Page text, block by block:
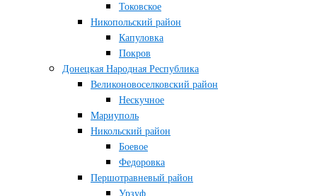
Токовское
Никопольский район
Капуловка
Покров
Донецкая Народная Республика
Великоновоселковский район
Нескучное
Мариуполь
Никольский район
Боевое
Федоровка
Першотравневый район
Урзуф